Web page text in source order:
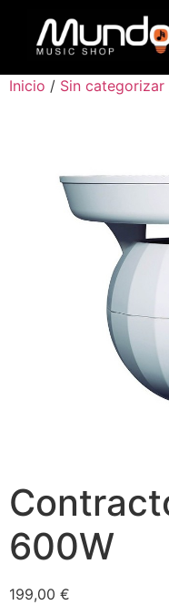
Inicio / Sin categorizar
600W
199,00 €